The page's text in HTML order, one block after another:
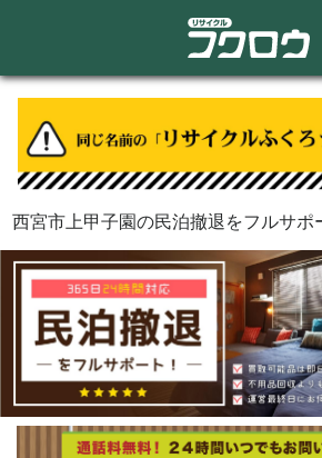
西宮市上甲子園の民泊撤退をフルサポ